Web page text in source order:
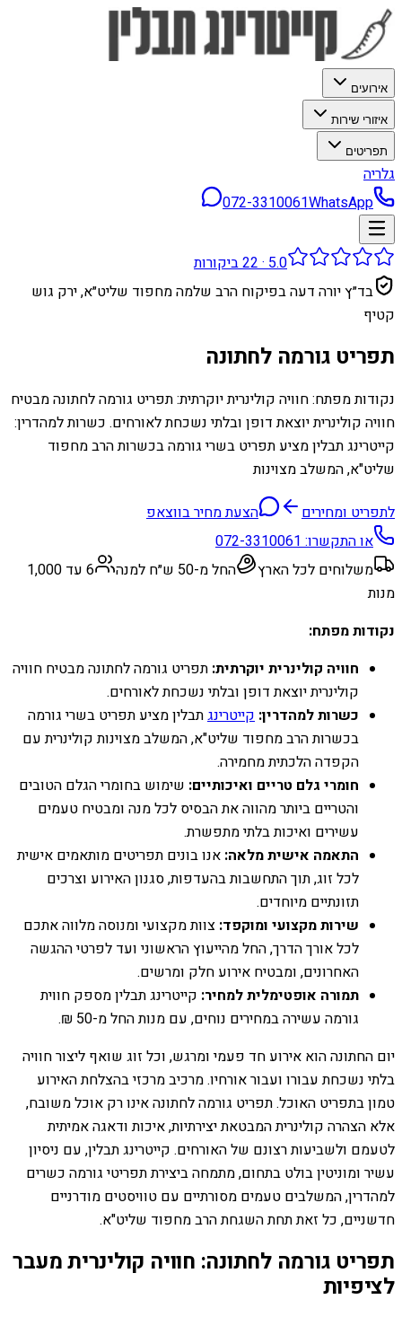
אירועים
איזורי שירות
תפריטים
גלריה
072-3310061WhatsApp
5.0
·
22ביקורות
בד״ץ יורה דעה בפיקוח הרב שלמה מחפוד שליט״א, ירק גוש
קטיף
תפריט גורמה לחתונה
נקודות מפתח: חוויה קולינרית יוקרתית: תפריט גורמה לחתונה מבטיח
חוויה קולינרית יוצאת דופן ובלתי נשכחת לאורחים. כשרות למהדרין:
קייטרינג תבלין מציע תפריט בשרי גורמה בכשרות הרב מחפוד
שליט"א, המשלב מצוינות
לתפריט ומחירים
הצעת מחיר בווצאפ
או התקשרו:072-3310061
משלוחים לכל הארץ
החל מ-50 ש״ח למנה
6 עד 1,000
מנות
נקודות מפתח:
חוויה קולינרית יוקרתית: תפריט גורמה לחתונה מבטיח חוויה
קולינרית יוצאת דופן ובלתי נשכחת לאורחים.
כשרות למהדרין: קייטרינגתבלין מציע תפריט בשרי גורמה
בכשרות הרב מחפוד שליט"א, המשלב מצוינות קולינרית עם
הקפדה הלכתית מחמירה.
חומרי גלם טריים ואיכותיים: שימוש בחומרי הגלם הטובים
והטריים ביותר מהווה את הבסיס לכל מנה ומבטיח טעמים
עשירים ואיכות בלתי מתפשרת.
התאמה אישית מלאה: אנו בונים תפריטים מותאמים אישית
לכל זוג, תוך התחשבות בהעדפות, סגנון האירוע וצרכים
תזונתיים מיוחדים.
שירות מקצועי ומוקפד: צוות מקצועי ומנוסה מלווה אתכם
לכל אורך הדרך, החל מהייעוץ הראשוני ועד לפרטי ההגשה
האחרונים, ומבטיח אירוע חלק ומרשים.
תמורה אופטימלית למחיר: קייטרינג תבלין מספק חווית
גורמה עשירה במחירים נוחים, עם מנות החל מ-50 ₪.
יום החתונה הוא אירוע חד פעמי ומרגש, וכל זוג שואף ליצור חוויה
בלתי נשכחת עבורו ועבור אורחיו. מרכיב מרכזי בהצלחת האירוע
טמון בתפריט האוכל. תפריט גורמה לחתונה אינו רק אוכל משובח,
אלא הצהרה קולינרית המבטאת יצירתיות, איכות ודאגה אמיתית
לטעמם ולשביעות רצונם של האורחים. קייטרינג תבלין, עם ניסיון
עשיר ומוניטין בולט בתחום, מתמחה ביצירת תפריטי גורמה כשרים
למהדרין, המשלבים טעמים מסורתיים עם טוויסטים מודרניים
חדשניים, כל זאת תחת השגחת הרב מחפוד שליט"א.
תפריט גורמה לחתונה: חוויה קולינרית מעבר
לציפיות